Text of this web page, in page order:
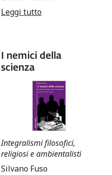
Leggi tuttosu L’evoluzione al
I nemici della
scienza
Integralismi filosofici,
religiosi e ambientalisti
Silvano Fuso